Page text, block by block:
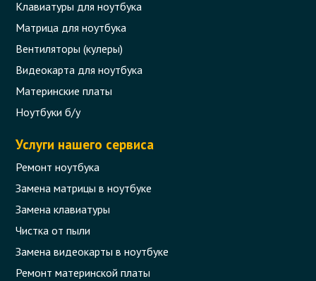
Клавиатуры для ноутбука
Матрица для ноутбука
Вентиляторы (кулеры)
Видеокарта для ноутбука
Материнские платы
Ноутбуки б/у
Услуги нашего сервиса
Ремонт ноутбука
Замена матрицы в ноутбуке
Замена клавиатуры
Чистка от пыли
Замена видеокарты в ноутбуке
Ремонт материнской платы